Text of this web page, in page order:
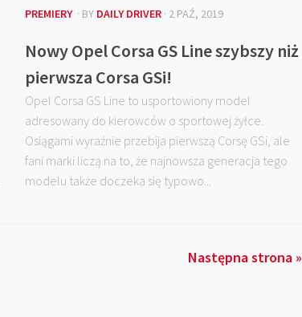
PREMIERY · BY DAILY DRIVER · 2 PAŹ, 2019
Nowy Opel Corsa GS Line szybszy niż
pierwsza Corsa GSi!
Opel Corsa GS Line to usportowiony model
adresowany do kierowców o sportowej żyłce.
Osiągami wyraźnie przebija pierwszą Corsę GSi, ale
fani marki liczą na to, że najnowsza generacja tego
modelu także doczeka się typowo...
Następna strona »